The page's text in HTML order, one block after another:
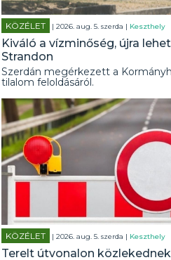
KÖZÉLET | 2026. aug. 5. szerda | Keszthely
Kiváló a vízminőség, újra
Strandon
Szerdán megérkezett a
tilalom feloldásáról.
KÖZÉLET | 2026. aug. 5. szerda | Keszthely
Terelt útvonalon